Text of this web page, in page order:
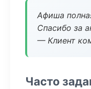
Афиша
Спасибо за
— Клиент
Часто